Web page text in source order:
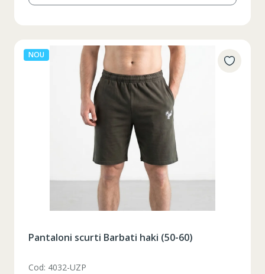
NOU
Pantaloni scurti Barbati haki (50-60)
Cod: 4032-UZP